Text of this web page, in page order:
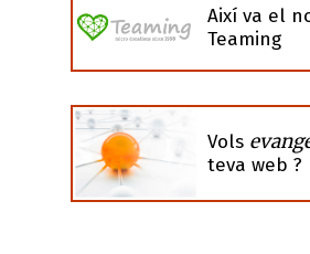
Així va el
Teaming
Vols
teva web ?